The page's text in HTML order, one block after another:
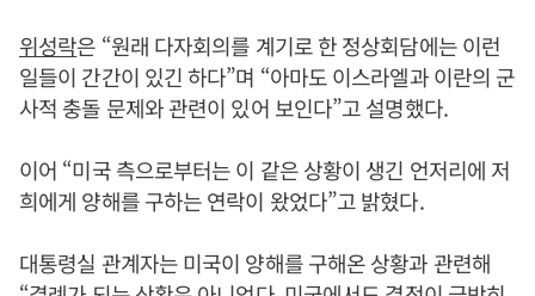
위성락은 “원래 다자회의를 계기로 한 정상회담에는 이런
일들이 간간이 있긴 하다”며 “아마도 이스라엘과 이란의 군
사적 충돌 문제와 관련이 있어 보인다”고 설명했다.
이어 “미국 측으로부터는 이 같은 상황이 생긴 언저리에 저
희에게 양해를 구하는 연락이 왔었다”고 밝혔다.
대통령실 관계자는 미국이 양해를 구해온 상황과 관련해